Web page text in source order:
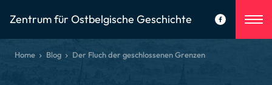
Zentrum für Ostbelgische Geschichte
Home Blog Der Fluch der geschlossenen Grenzen